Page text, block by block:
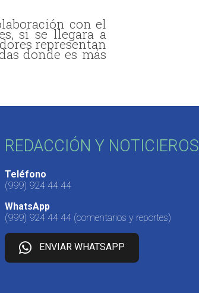
con el
si se llegara a
representan
donde es más
REDACCIÓN Y NOTICIEROS
Teléfono
(999) 924 44 44
WhatsApp
(999) 924 44 44 (comentarios y reportes)
ENVIAR WHATSAPP